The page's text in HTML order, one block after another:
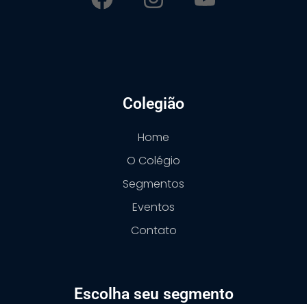
Colegião
Home
O Colégio
Segmentos
Eventos
Contato
Escolha seu segmento